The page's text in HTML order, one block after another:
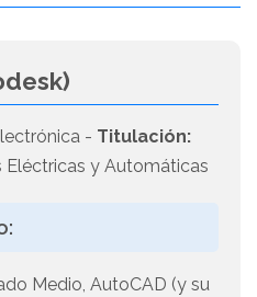
- Titulación:
Eléctricas y Automáticas
Medio, AutoCAD (y su